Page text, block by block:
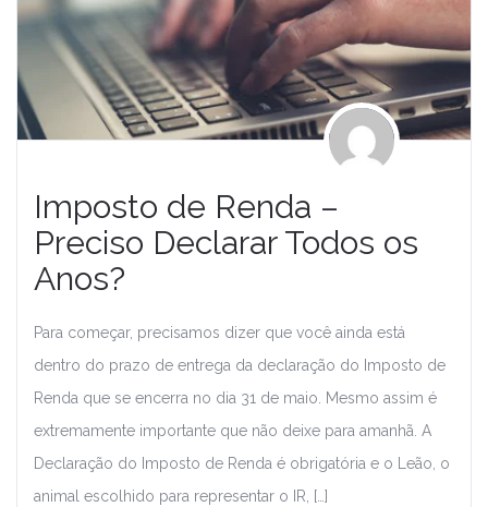
Imposto de Renda –
Preciso Declarar Todos os
Anos?
Para começar, precisamos dizer que você ainda está
dentro do prazo de entrega da declaração do Imposto de
Renda que se encerra no dia 31 de maio. Mesmo assim é
extremamente importante que não deixe para amanhã. A
Declaração do Imposto de Renda é obrigatória e o Leão, o
animal escolhido para representar o IR, […]